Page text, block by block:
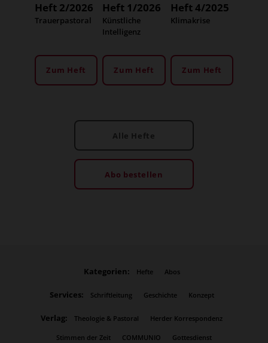
Heft 2/2026
:
Trauerpastoral
Zum Heft
Heft 1/2026
:
Künstliche
Intelligenz
Zum Heft
Heft 4/2025
:
Klimakrise
Zum Heft
Alle Hefte
Abo bestellen
Kategorien: Hefte Abos
Services: Schriftleitung Geschichte Konzept
Verlag: Theologie & Pastoral Herder Korrespondenz
Stimmen der Zeit COMMUNIO Gottesdienst